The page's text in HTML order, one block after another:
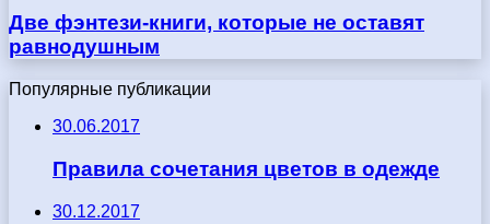
Две фэнтези-книги, которые не оставят
равнодушным
Популярные публикации
30.06.2017
Правила сочетания цветов в одежде
30.12.2017